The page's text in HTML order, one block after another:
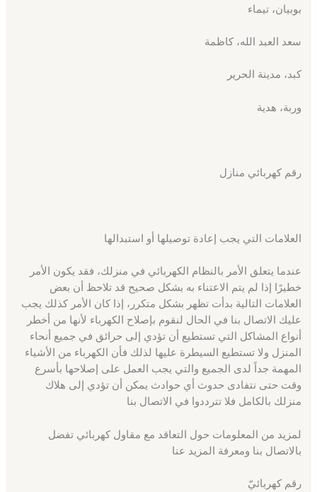
بوبيان، تيماء
سعد العبد الله، كاظمة
كبد، مدينة الحرير
وربة، هدية
رقم كهربائي منازل
العلامات التي يجب إعادة توصيلها أو استبدالها
عندما يتعلق الأمر بالنظام الكهربائي في منزلك، فقد يكون الأمر
خطيرًا إذا لم يتم الاعتناء به بشكل صحيح قد تلاحظ أن بعض
العلامات التالية بدأت تظهر بشكل متكرر، إذا كان الأمر كذلك يجب
عليك الاتصال بنا في الحال لنقوم بإصلاح الكهرباء لأنها من أخطر
أنواع المشاكل التي تستطيع أن تؤدي إلى حرائق في جميع أنحاء
المنزل ولا تستطيع السيطرة عليها لذلك فأن الكهرباء من الأشياء
المهمة جداً لدى الجميع والتي يجب العمل على إصلاحها بأسرع
وقت حتى نتفادى حدوث أي حوادث يمكن أن تؤدي إلى هلاك
منزلك بالكامل فلا تترددوا في الاتصال بنا
لمزيد من المعلومات حول التعاقد مع مقاول كهربائي تفضل
بالاتصال بنا ومعرفة المزيد عنا
رقم كهربائيّ